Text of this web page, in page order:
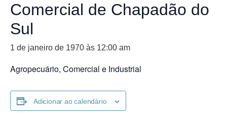
Comercial de Chapadão do
Sul
1 de janeiro de 1970 às 12:00 am
Agropecuário, Comercial e Industrial
Adicionar ao calendário